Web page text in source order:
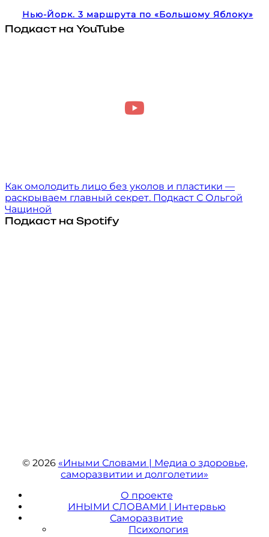
Нью-Йорк. 3 маршрута по «Большому Яблоку»
Подкаст на YouTube
Как омолодить лицо без уколов и пластики —
раскрываем главный секрет. Подкаст С Ольгой
Чащиной
Подкаст на Spotify
© 2026 «Иными Словами | Медиа о здоровье,
саморазвитии и долголетии»
О проекте
ИНЫМИ СЛОВАМИ | Интервью
Саморазвитие
Психология